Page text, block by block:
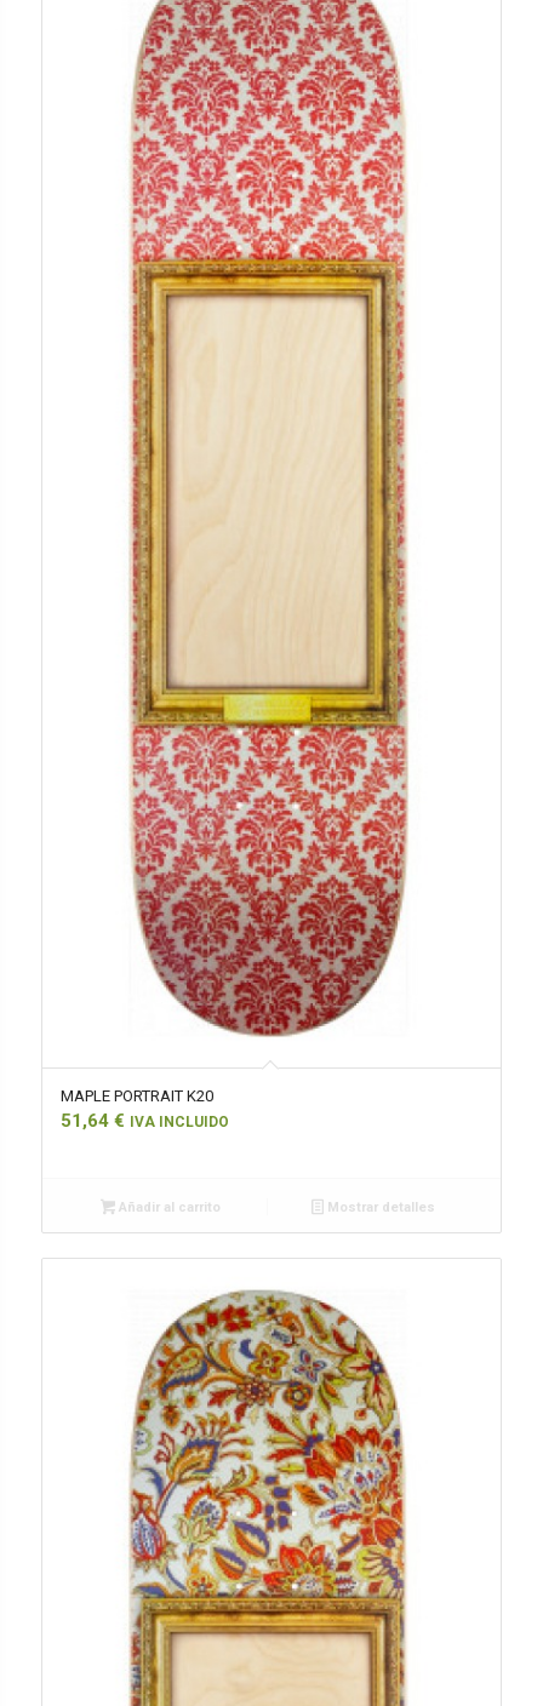
MAPLE PORTRAIT K20
51,64 € IVA INCLUIDO
Añadir al carrito Mostrar detalles